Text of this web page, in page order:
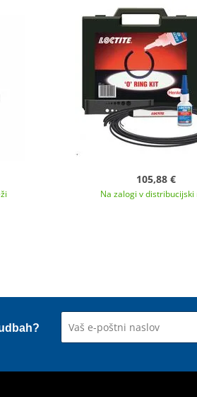
105,88 €
Na zalogi v distribucijski